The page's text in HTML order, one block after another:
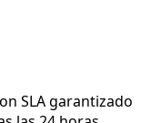
SLA garantizado